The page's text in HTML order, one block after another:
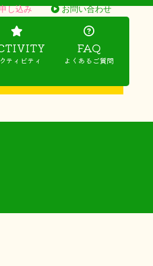
し込み お問い合わせ
ティビティ
FAQ
よくあるご質問